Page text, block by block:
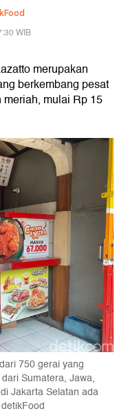
WIB
merupakan
berkembang pesat
mulai Rp 15
750 gerai yang
Sumatera, Jawa,
Jakarta Selatan ada